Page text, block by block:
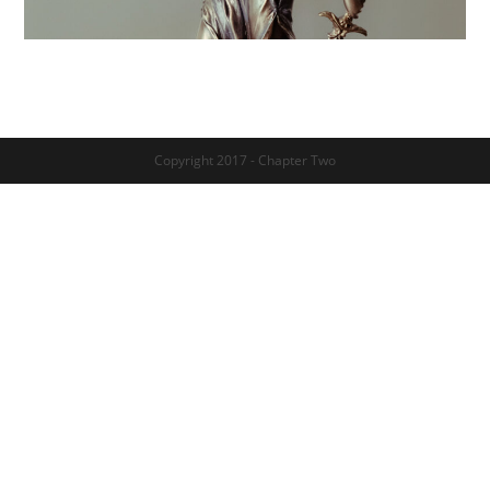
Copyright 2017 - Chapter Two